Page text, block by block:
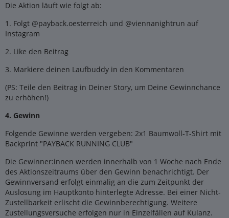
Die Aktion läuft wie folgt ab:
1. Folgt @payback.oesterreich und @viennanightrun auf
Instagram
2. Like den Beitrag
3. Markiere deinen Laufbuddy in den Kommentaren
(PS: Teile den Beitrag in Deiner Story, um Deine Gewinnchance
zu erhöhen!)
4. Gewinn
Folgende Gewinne werden vergeben: 2x1 Baumwoll-T-Shirt mit
Backprint "PAYBACK RUNNING CLUB"
Die Gewinner:innen werden innerhalb von 1 Woche nach Ende
des Aktionszeitraums über den Gewinn benachrichtigt. Der
Gewinnversand erfolgt einmalig an die zum Zeitpunkt der
Auslosung im Hauptkonto hinterlegte Adresse. Bei einer Nicht-
Zustellbarkeit erlischt die Gewinnberechtigung. Weitere
Zustellungsversuche erfolgen nur in Einzelfällen auf Kulanz.